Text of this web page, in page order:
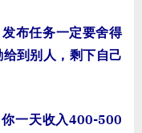
布任务一定要舍得
到别人，剩下自己
一天收入400-500